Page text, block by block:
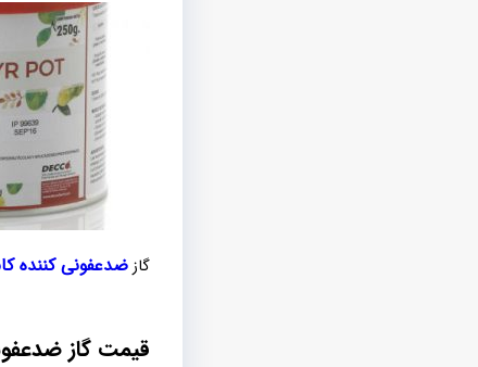
گازضدعفونی کننده
قیمت گاز